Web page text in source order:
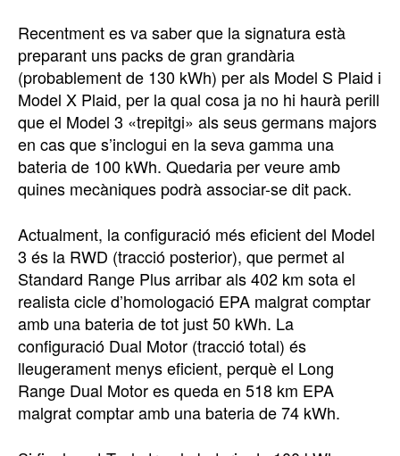
Recentment es va saber que la signatura està
preparant uns packs de gran grandària
(probablement de 130 kWh) per als Model S Plaid i
Model X Plaid, per la qual cosa ja no hi haurà perill
que el Model 3 «trepitgi» als seus germans majors
en cas que s’inclogui en la seva gamma una
bateria de 100 kWh. Quedaria per veure amb
quines mecàniques podrà associar-se dit pack.
Actualment, la configuració més eficient del Model
3 és la RWD (tracció posterior), que permet al
Standard Range Plus arribar als 402 km sota el
realista cicle d’homologació EPA malgrat comptar
amb una bateria de tot just 50 kWh. La
configuració Dual Motor (tracció total) és
lleugerament menys eficient, perquè el Long
Range Dual Motor es queda en 518 km EPA
malgrat comptar amb una bateria de 74 kWh.